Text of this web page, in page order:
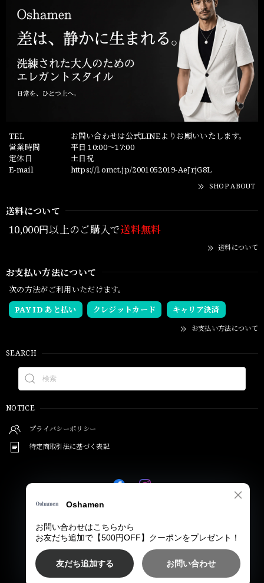
TEL
お問い合わせは公式LINEよりお願いいたします。
営業時間
平日 10:00～17:00
定休日
土日祝
E-mail
https://l.omct.jp/2001052019-AeJrjG8L
SHOP ABOUT
送料について
10,000円以上のご購入で送料無料
送料について
お支払い方法について
次の方法がご利用いただけます。
PAY ID あと払い
クレジットカード キャリア決済
お支払い方法について
SEARCH
NOTICE
プライバシーポリシー
特定商取引法に基づく表記
© Oshamen